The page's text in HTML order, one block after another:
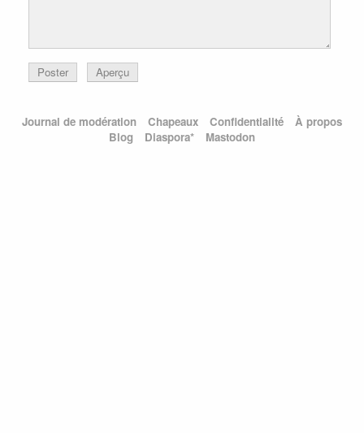
Poster Aperçu
Journal de modération Chapeaux Confidentialité
À propos
Blog
Diaspora* Mastodon